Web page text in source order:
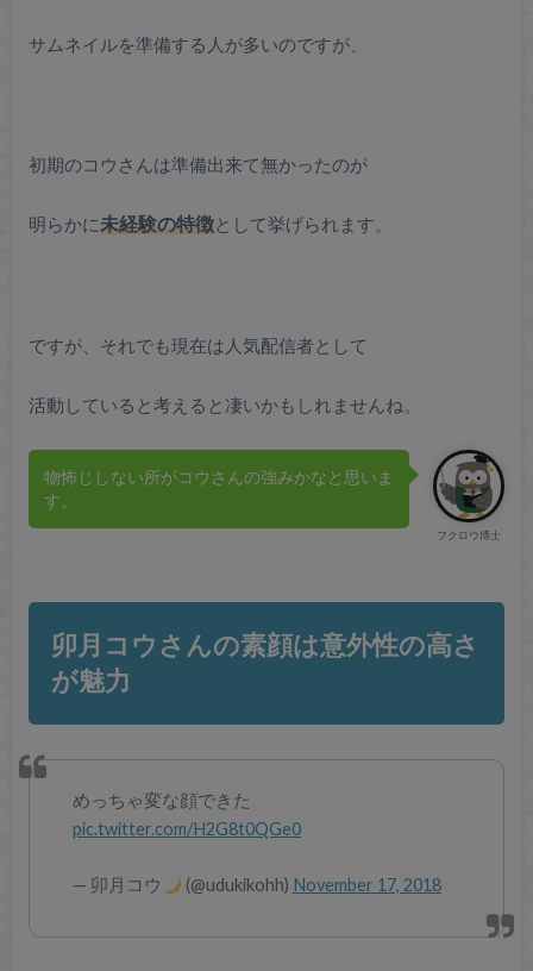
サムネイルを準備する人が多いのですが、
初期のコウさんは準備出来て無かったのが
明らかに未経験の特徴として挙げられます。
ですが、それでも現在は人気配信者として
活動していると考えると凄いかもしれませんね。
フクロウ博士
物怖じしない所がコウさんの強みかなと思いま
す。
卯月コウさんの素顔は意外性の高さ
が魅力
めっちゃ変な顔できた
pic.twitter.com/H2G8t0QGe0
— 卯月コウ (@udukikohh) November 17, 2018